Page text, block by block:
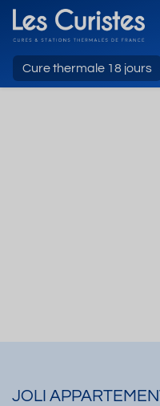
Cure thermale 18 jours
JOLI